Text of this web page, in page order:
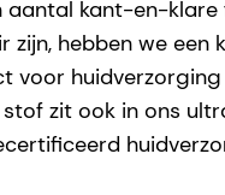
kant-en-klare
hebben we een
zit ook in ons